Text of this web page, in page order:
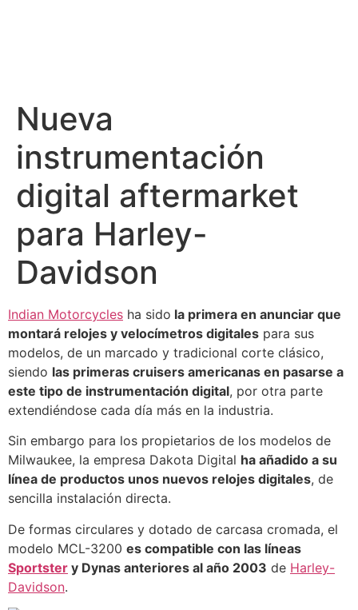
Nueva
instrumentación
digital aftermarket
para Harley-
Davidson
Indian Motorcycles ha sido la primera en anunciar que
montará relojes y velocímetros digitales para sus
modelos, de un marcado y tradicional corte clásico,
siendo las primeras cruisers americanas en pasarse a
este tipo de instrumentación digital, por otra parte
extendiéndose cada día más en la industria.
Sin embargo para los propietarios de los modelos de
Milwaukee, la empresa Dakota Digital ha añadido a su
línea de productos unos nuevos relojes digitales, de
sencilla instalación directa.
De formas circulares y dotado de carcasa cromada, el
modelo MCL-3200 es compatible con las líneas
Sportster y Dynas anteriores al año 2003 de Harley-
Davidson.